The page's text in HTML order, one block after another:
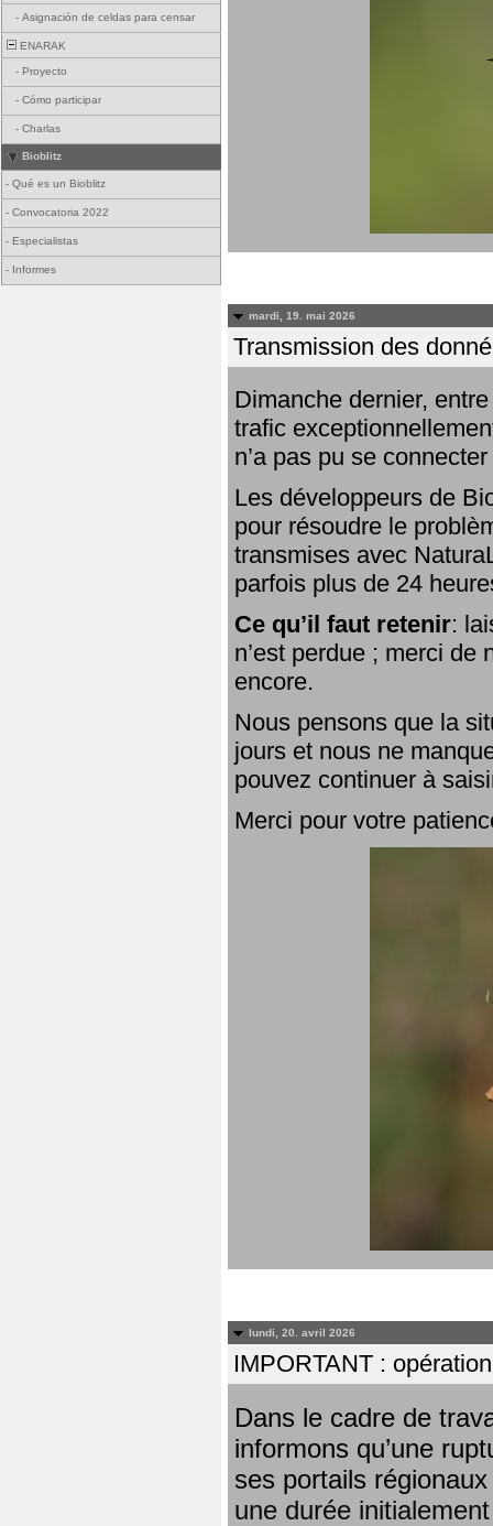
- Asignación de celdas para censar
ENARAK
- Proyecto
- Cómo participar
- Charlas
Bioblitz
- Qué es un Bioblitz
- Convocatoria 2022
- Especialistas
- Informes
mardi, 19. mai 2026
Transmission des
Dimanche dernier,
trafic
n’a pas pu se
Les développeurs de
pour résoudre le
transmises avec
parfois plus de 24
Ce qu’il faut retenir:
n’est perdue ; merci de
encore.
Nous pensons que la
jours et nous ne
pouvez continuer à
Merci pour votre
lundi, 20. avril 2026
IMPORTANT :
Dans le cadre de
informons qu’une
ses portails
une durée